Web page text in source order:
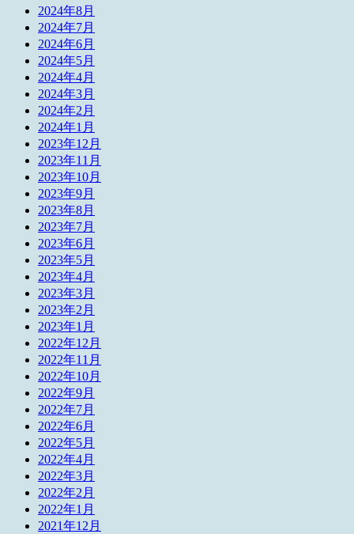
2024年8月
2024年7月
2024年6月
2024年5月
2024年4月
2024年3月
2024年2月
2024年1月
2023年12月
2023年11月
2023年10月
2023年9月
2023年8月
2023年7月
2023年6月
2023年5月
2023年4月
2023年3月
2023年2月
2023年1月
2022年12月
2022年11月
2022年10月
2022年9月
2022年7月
2022年6月
2022年5月
2022年4月
2022年3月
2022年2月
2022年1月
2021年12月